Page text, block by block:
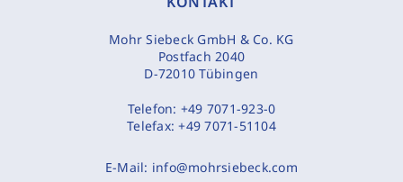
Mohr Siebeck GmbH & Co. KG
Postfach 2040
D-72010 Tübingen
Telefon: +49 7071-923-0
Telefax:+49 7071-51104
E-Mail: info@mohrsiebeck.com